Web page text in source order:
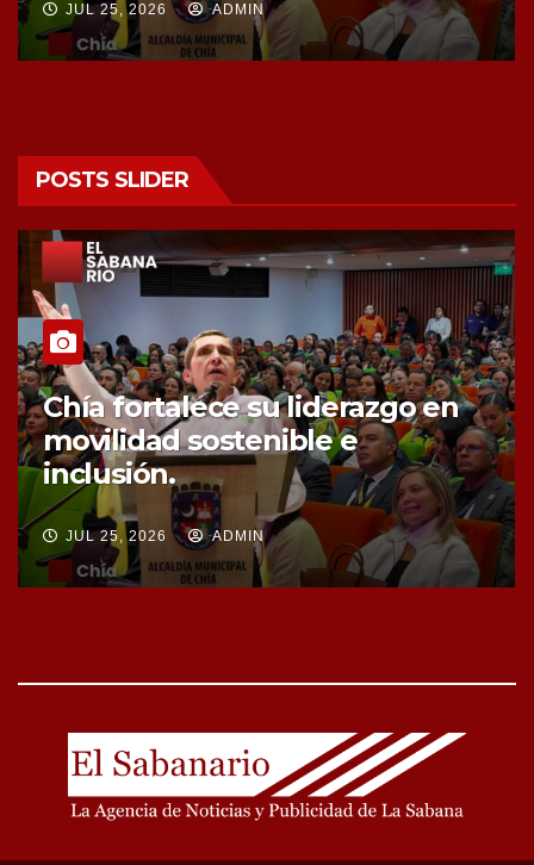
JUL 25, 2026 ADMIN
POSTS SLIDER
Chía fortalece la protección de
sus fuentes hídricas con la
compra de tres nuevos predios
JUL 25, 2026 ADMIN